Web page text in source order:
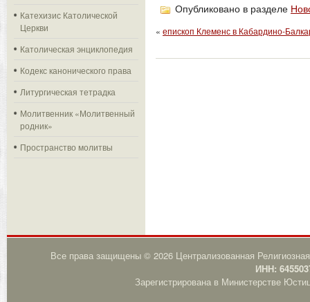
Катехизис Католической
Церкви
Католическая энциклопедия
Кодекс канонического права
Литургическая тетрадка
Молитвенник «Молитвенный
родник»
Пространство молитвы
Опубликовано в разделе
« епископ Клеменс в Кабардино-
Все права защищены © 2026 Централизованная
ИНН:
Зарегистрирована в Министерстве